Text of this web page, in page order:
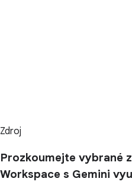
Zdroj
Prozkoumejte vybrané
Workspace s Gemini